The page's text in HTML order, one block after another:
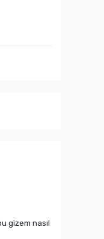
gizem nasıl